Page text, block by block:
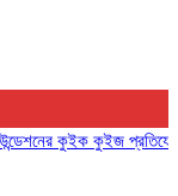
কুইক কুইজ